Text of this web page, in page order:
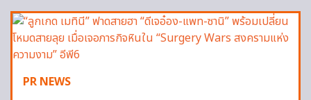
PR NEWS